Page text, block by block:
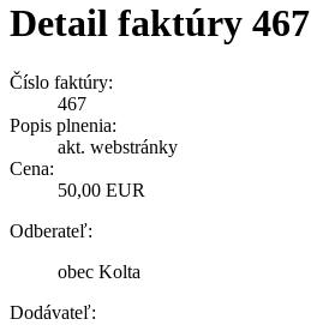
Detail faktúry 467
Číslo faktúry:
467
Popis plnenia:
akt. webstránky
Cena:
50,00 EUR
Odberateľ:
obec Kolta
Dodávateľ: